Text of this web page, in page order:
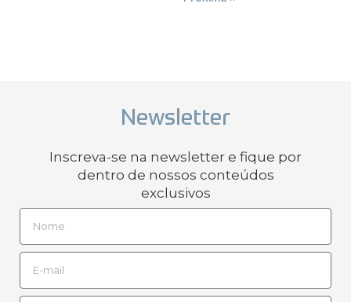
Newsletter
Inscreva-se na newsletter e fique por
dentro de nossos conteúdos
exclusivos